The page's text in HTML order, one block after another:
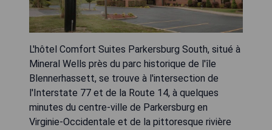
L'hôtel Comfort Suites Parkersburg South, situé à
Mineral Wells près du parc historique de l'île
Blennerhassett, se trouve à l'intersection de
l'Interstate 77 et de la Route 14, à quelques
minutes du centre-ville de Parkersburg en
Virginie-Occidentale et de la pittoresque rivière